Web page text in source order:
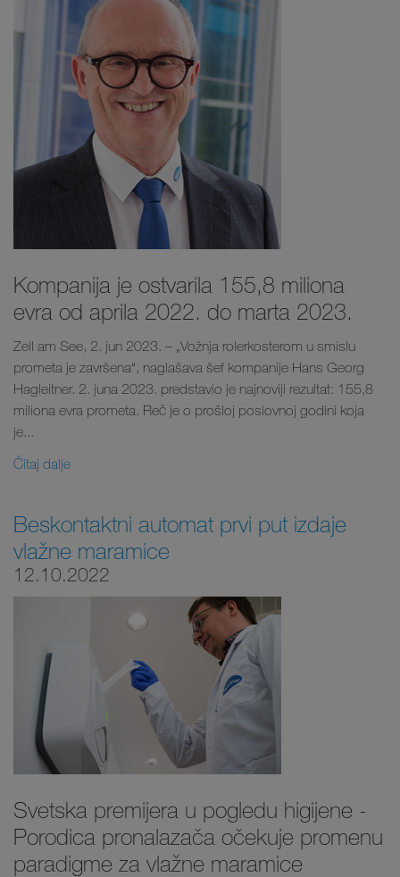
Kompanija je ostvarila 155,8 miliona
evra od aprila 2022. do marta 2023.
Zell am See, 2. jun 2023. – „Vožnja rolerkosterom u smislu
prometa je završena“, naglašava šef kompanije Hans Georg
Hagleitner. 2. juna 2023. predstavio je najnoviji rezultat: 155,8
miliona evra prometa. Reč je o prošloj poslovnoj godini koja
je...
Čitaj dalje
Beskontaktni automat prvi put izdaje
vlažne maramice
12.10.2022
Svetska premijera u pogledu higijene -
Porodica pronalazača očekuje promenu
paradigme za vlažne maramice